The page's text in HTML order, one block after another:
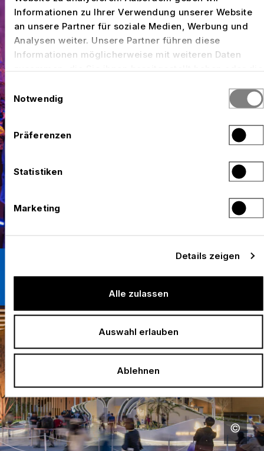
Informationen zu Ihrer Verwendung unserer Website
an unsere Partner für soziale Medien, Werbung und
Analysen weiter. Unsere Partner führen diese
Informationen möglicherweise mit weiteren Daten
haben.
Einwilligungsauswahl
Notwendig
Präferenzen
Statistiken
Marketing
Details zeigen
Alle zulassen
Auswahl erlauben
Ablehnen